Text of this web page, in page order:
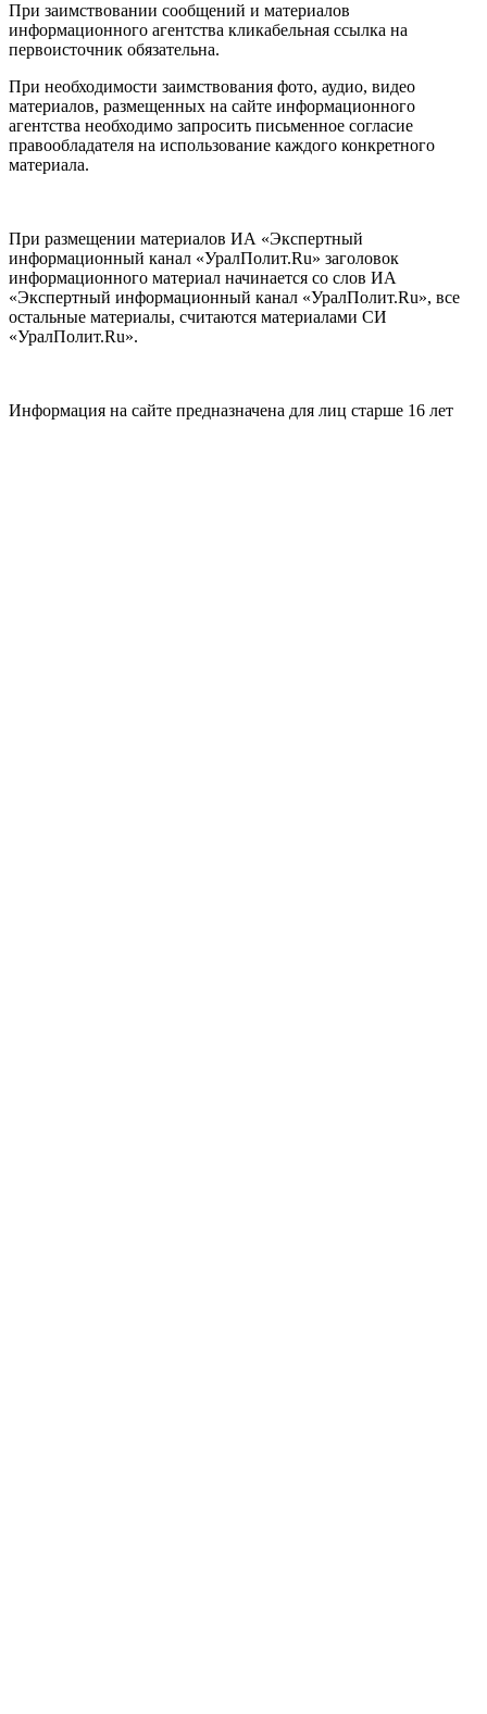
При заимствовании сообщений и материалов
информационного агентства кликабельная ссылка на
первоисточник обязательна.
При необходимости заимствования фото, аудио, видео
материалов, размещенных на сайте информационного
агентства необходимо запросить письменное согласие
правообладателя на использование каждого конкретного
материала.
При размещении материалов ИА «Экспертный
информационный канал «УралПолит.Ru» заголовок
информационного материал начинается со слов ИА
«Экспертный информационный канал «УралПолит.Ru», все
остальные материалы, считаются материалами СИ
«УралПолит.Ru».
Информация на сайте предназначена для лиц старше 16 лет